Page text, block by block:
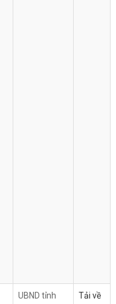
UBND tỉnh
Tải về